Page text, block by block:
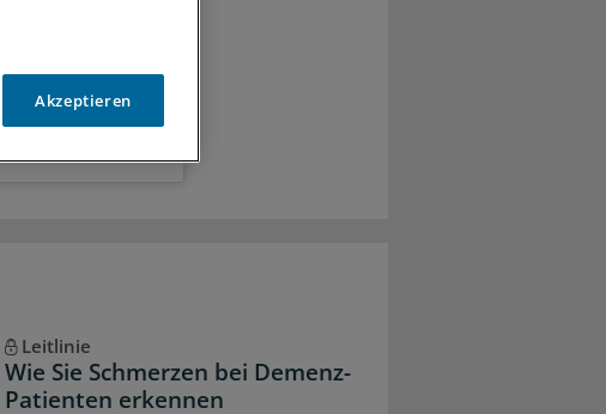
Leitlinie
Wie Sie Schmerzen bei Demenz-
Patienten erkennen
Akzeptieren